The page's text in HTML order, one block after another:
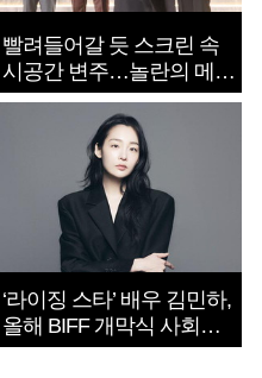
빨려들어갈 듯 스크린 속
시공간 변주…놀란의 메시
지는 ‘전쟁 속죄’
‘라이징 스타’ 배우 김민하,
올해 BIFF 개막식 사회자
확정